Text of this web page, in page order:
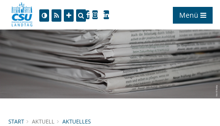
Menü
START AKTUELL AKTUELLES